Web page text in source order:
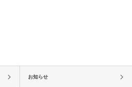
お知らせ